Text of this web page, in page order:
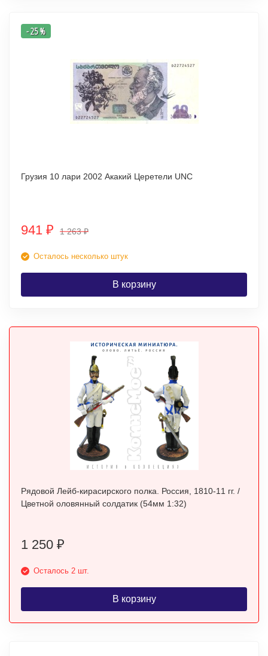
- 25 %
Грузия 10 лари 2002 Акакий Церетели UNC
941 ₽ 1 263₽
Осталось несколько штук
В корзину
Рядовой Лейб-кирасирского полка. Россия, 1810-11 гг. /
Цветной оловянный солдатик (54мм 1:32)
1 250 ₽
Осталось 2 шт.
В корзину